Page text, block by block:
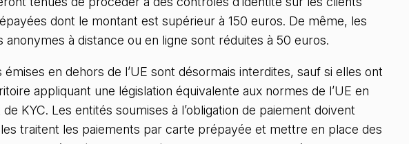
dont le montant est supérieur à 150 euros. De même, les
anonymes à distance ou en ligne sont réduites à 50 euros.
en dehors de l’UE sont désormais interdites, sauf si elles ont
appliquant une législation équivalente aux normes de l’UE en
KYC. Les entités soumises à l’obligation de paiement doivent
traitent les paiements par carte prépayée et mettre en place des